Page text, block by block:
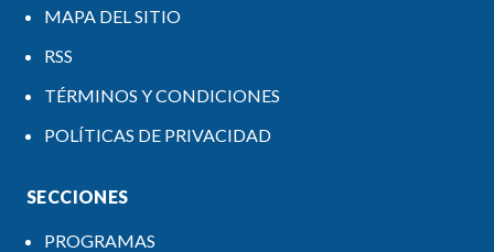
MAPA DEL SITIO
RSS
TÉRMINOS Y CONDICIONES
POLÍTICAS DE PRIVACIDAD
SECCIONES
PROGRAMAS